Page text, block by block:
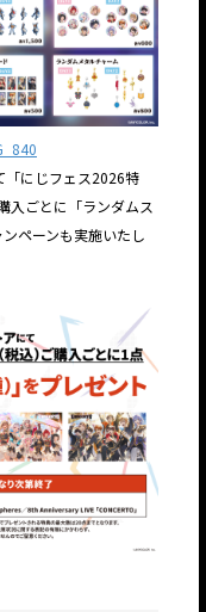
「にじフェス2026特
入ごとに「ランダムス
ペーンも実施いたし